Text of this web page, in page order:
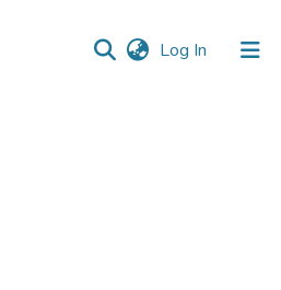
Log In (current)